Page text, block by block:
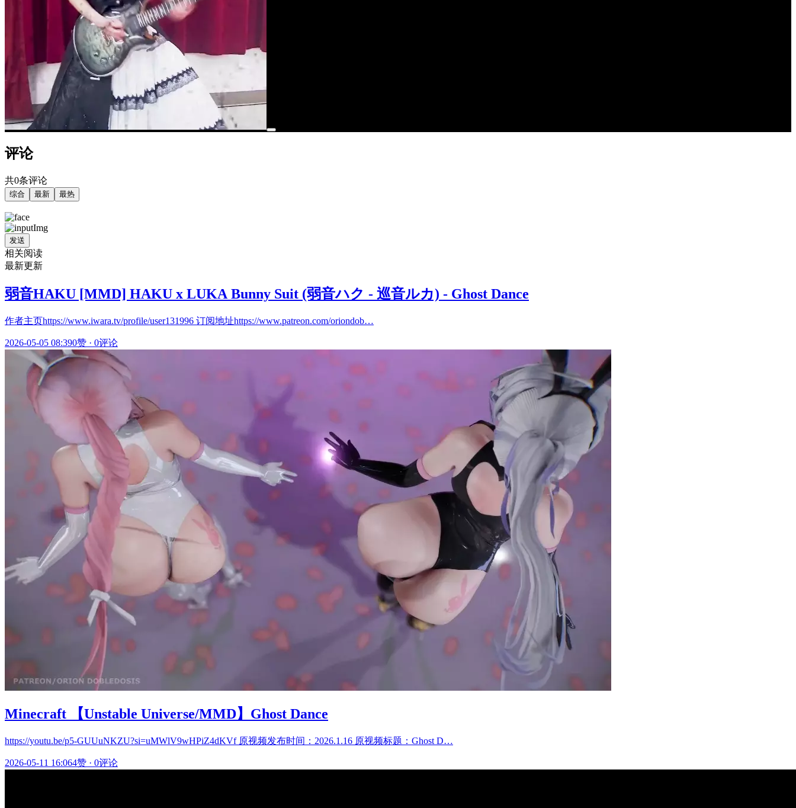
评论
共0条评论
综合 最新 最热
发送
相关阅读
最新更新
弱音HAKU [MMD] HAKU x LUKA Bunny Suit (弱音ハク - 巡音ルカ) - Ghost Dance
作者主页https://www.iwara.tv/profile/user131996 订阅地址https://www.patreon.com/oriondob…
2026-05-05 08:390赞 · 0评论
Minecraft 【Unstable Universe/MMD】Ghost Dance
https://youtu.be/p5-GUUuNKZU?si=uMWlV9wHPiZ4dKVf 原视频发布时间：2026.1.16 原视频标题：Ghost D…
2026-05-11 16:064赞 · 0评论